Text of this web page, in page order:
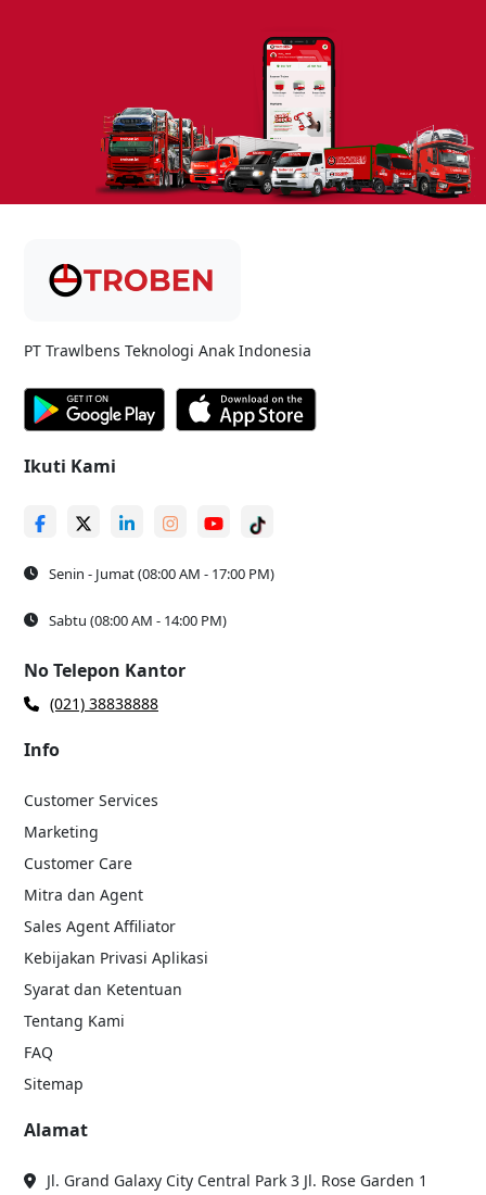
PT Trawlbens Teknologi Anak Indonesia
Ikuti Kami
Senin - Jumat (08:00 AM - 17:00 PM)
Sabtu (08:00 AM - 14:00 PM)
No Telepon Kantor
(021) 38838888
Info
Customer Services
Marketing
Customer Care
Mitra dan Agent
Sales Agent Affiliator
Kebijakan Privasi Aplikasi
Syarat dan Ketentuan
Tentang Kami
FAQ
Sitemap
Alamat
Jl. Grand Galaxy City Central Park 3 Jl. Rose Garden 1